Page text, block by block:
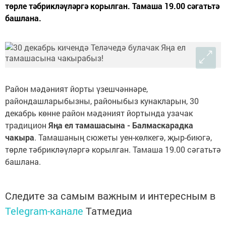
төрле тәбрикләүләргә корылган. Тамаша 19.00 сәгатьтә
башлана.
Район мәдәният йорты үзешчәннәре,
райондашларыбызны, районыбыз кунакларын, 30
декабрь көнне район мәдәният йортында узачак
традицион Яңа ел тамашасына - Балмаскарадка
чакыра. Тамашаның сюжеты уен-көлкегә, җыр-биюгә,
төрле тәбрикләүләргә корылган. Тамаша 19.00 сәгатьтә
башлана.
Следите за самым важным и интересным в
Telegram-канале Татмедиа